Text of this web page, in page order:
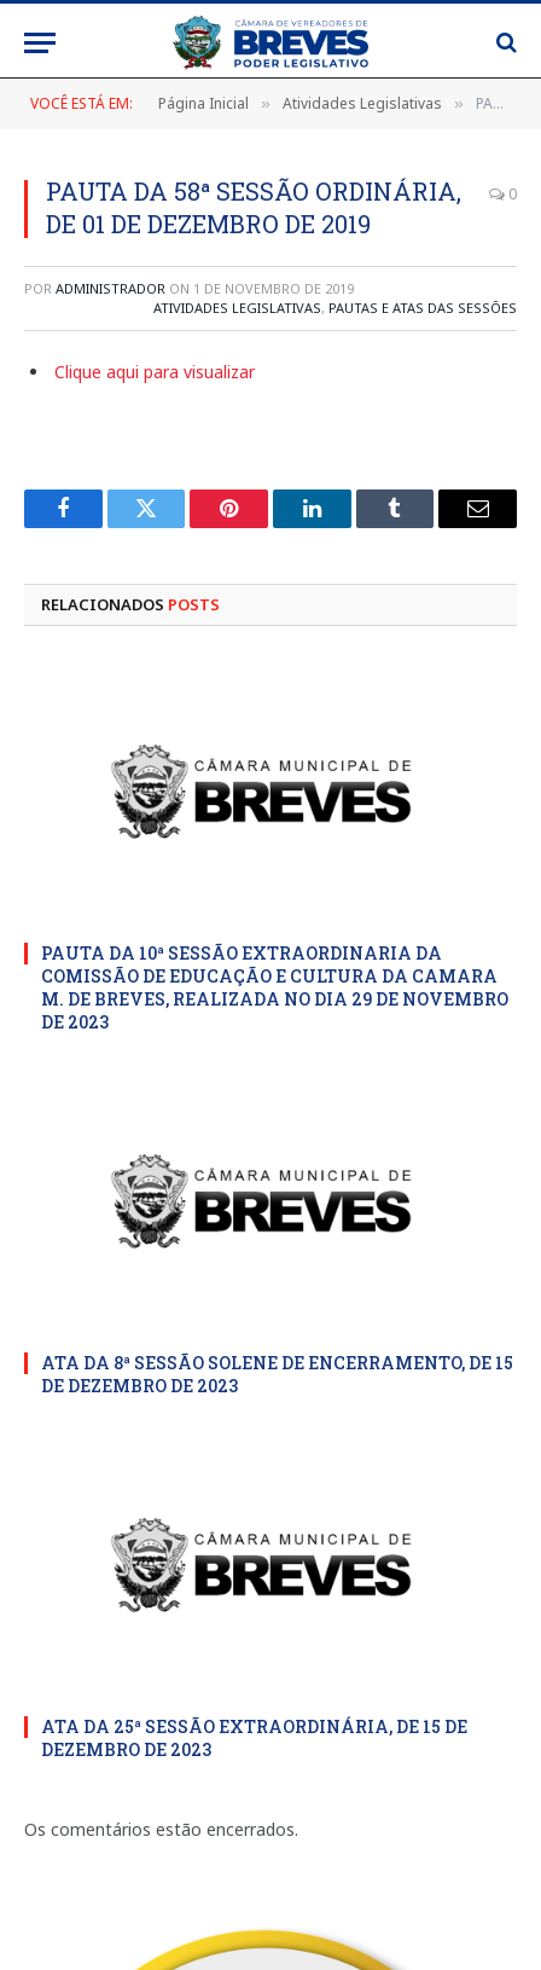
VOCÊ ESTÁ EM: Página Inicial » Atividades Legislativas » PAUTA DA 58ª SESSÃO ORDINÁRIA, DE 01 DE DEZEMBRO DE 2019
PAUTA DA 58ª SESSÃO ORDINÁRIA,
DE 01 DE DEZEMBRO DE 2019
0
POR ADMINISTRADOR ON 1 DE NOVEMBRO DE 2019
ATIVIDADES LEGISLATIVAS, PAUTAS E ATAS DAS SESSÕES
Clique aqui para visualizar
FacebookTwitter Pinterest LinkedInTumblr
E-
RELACIONADOS POSTS
PAUTA DA 10ª SESSÃO EXTRAORDINARIA DA
COMISSÃO DE EDUCAÇÃO E CULTURA DA CAMARA
M. DE BREVES, REALIZADA NO DIA 29 DE NOVEMBRO
DE 2023
ATA DA 8ª SESSÃO SOLENE DE ENCERRAMENTO, DE 15
DE DEZEMBRO DE 2023
ATA DA 25ª SESSÃO EXTRAORDINÁRIA, DE 15 DE
DEZEMBRO DE 2023
Os comentários estão encerrados.